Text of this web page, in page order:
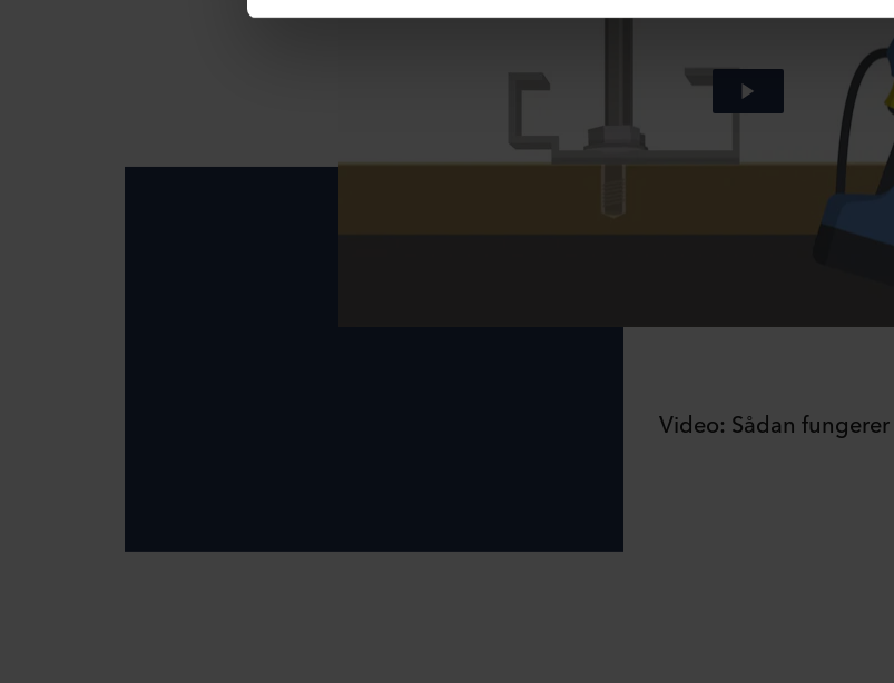
enkelt cookie, links til vores potentielle partneres privatlivspolitikker og hvor
terminaludstyr. Det er din beslutning, til hvilke formål vores websteder kan
Du kan til enhver tid trække dit samtykke tilbage eller ændre det ved at klikke
mere om vores brug af cookies i afsnittet "Om" og om vores behandling af
herunder hvilken specifik ROCKWOOL-virksomhed, der er dataansvarlig for
Video: Sådan